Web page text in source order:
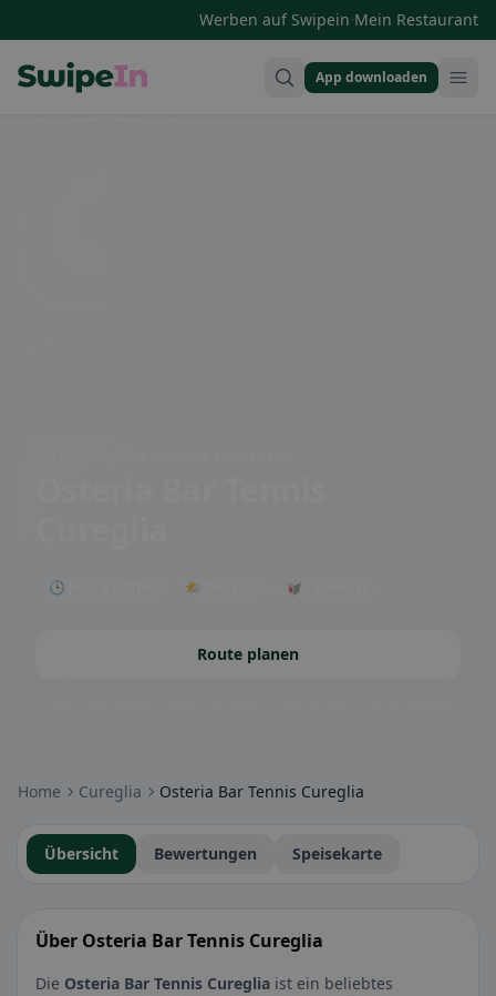
Werben auf Swipein·Mein Restaurant
App downloaden
🕒 Jetzt geöffnet 🌤 Terrasse 🥡 Takeaway
Route planen
Home Cureglia Osteria Bar Tennis Cureglia
Übersicht Bewertungen Speisekarte
Über Osteria Bar Tennis Cureglia
Die Osteria Bar Tennis Cureglia ist ein beliebtes